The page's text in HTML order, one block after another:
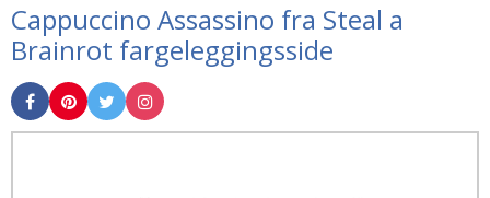
Cappuccino Assassino fra Steal a
Brainrot fargeleggingsside